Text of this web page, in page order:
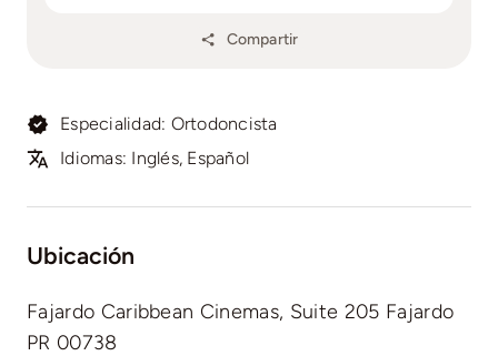
Compartir
Especialidad: Ortodoncista
Idiomas: Inglés, Español
Ubicación
Fajardo Caribbean Cinemas, Suite 205 Fajardo
PR 00738